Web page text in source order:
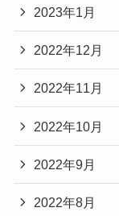
2023年1月
2022年12月
2022年11月
2022年10月
2022年9月
2022年8月